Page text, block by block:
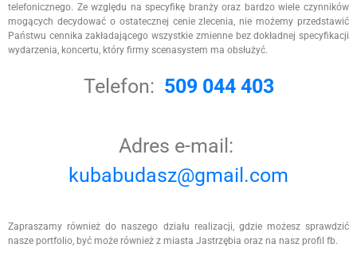
telefonicznego. Ze względu na specyfikę branży oraz bardzo wiele czynników
mogących decydować o ostatecznej cenie zlecenia, nie możemy przedstawić
Państwu cennika zakładającego wszystkie zmienne bez dokładnej specyfikacji
wydarzenia, koncertu, który firmy scenasystem ma obsłużyć.
Telefon: 509 044 403
Adres e-mail:
kubabudasz@gmail.com
Zapraszamy również do naszego działu realizacji, gdzie możesz sprawdzić
nasze portfolio, być może również z miasta Jastrzębia oraz na nasz profil fb.